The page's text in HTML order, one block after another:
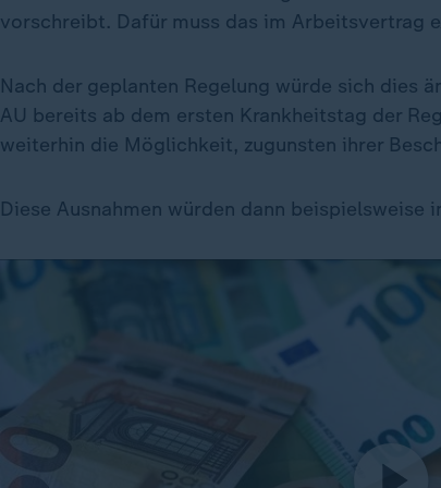
vorschreibt. Dafür muss das im Arbeitsvertrag
Nach der geplanten Regelung würde sich dies
AU bereits ab dem ersten Krankheitstag der
weiterhin die Möglichkeit, zugunsten ihrer
Diese Ausnahmen würden dann beispielsweise